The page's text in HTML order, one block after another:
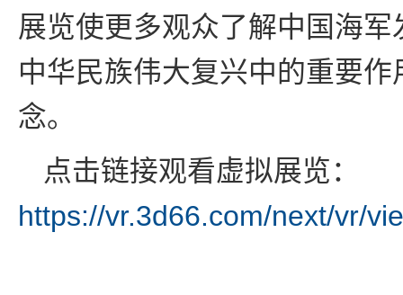
展览使更多观众了解中国海
中华民族伟大复兴中的重要
念。
点击链接观看虚拟展览：
https://vr.3d66.com/next/vr/